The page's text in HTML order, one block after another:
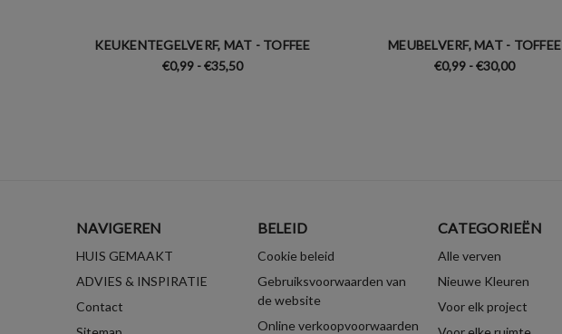
KEUKENTEGELVERF, MAT - TOFFEE
€0,99 - €35,50
MEUBELVERF, MAT - TOFFEE
€0,99 - €30,00
NAVIGEREN
HUIS GEMAAKT
ADVIES & INSPIRATIE
Contact
BELEID
Cookie beleid
Gebruiksvoorwaarden van
de website
Online verkoopvoorwaarden
CATEGORIEËN
Alle verven
Nieuwe Kleuren
Voor elk project